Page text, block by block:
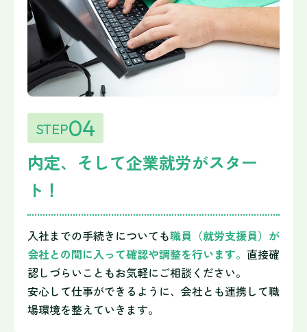
STEP04
内定、そして企業就労がスター
ト！
入社までの手続きについても職員（就労支援員）が
会社との間に入って確認や調整を行います。 直接確
認しづらいこともお気軽にご相談ください。
安心して仕事ができるように、会社とも連携して職
場環境を整えていきます。